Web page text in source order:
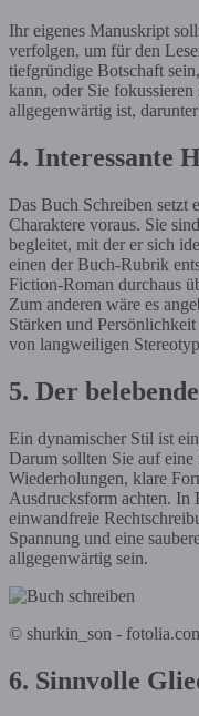
Ihr eigenes Manuskript
verfolgen, um für den
tiefgründige Botschaft
kann, oder Sie
allgegenwärtig ist,
4. Interessante
Das Buch Schreiben setzt
Charaktere voraus. Sie
begleitet, mit der er sich
einen der Buch-Rubrik
Fiction-Roman durchaus
Zum anderen wäre es
Stärken und
von langweiligen
5. Der
Ein dynamischer Stil ist
Darum sollten Sie auf
Wiederholungen, klare
Ausdrucksform achten. In
einwandfreie
Spannung und eine
allgegenwärtig sein.
© shurkin_son -
6. Sinnvolle